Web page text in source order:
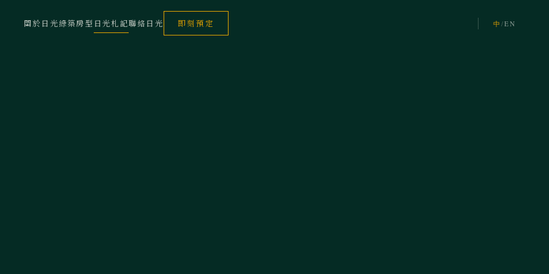
關於日光綠築房型 日光札記聯絡日光 即刻預定 中/EN